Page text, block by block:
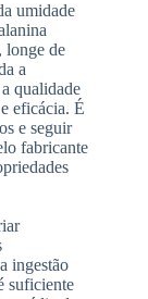
umidade
longe de
a
qualidade
eficácia. É
e seguir
fabricante
ingestão
suficiente